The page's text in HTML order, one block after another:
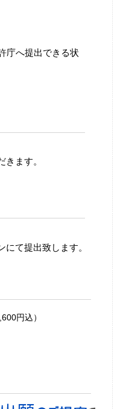
庁へ提出できる状
ます。
て提出致します。
円込）